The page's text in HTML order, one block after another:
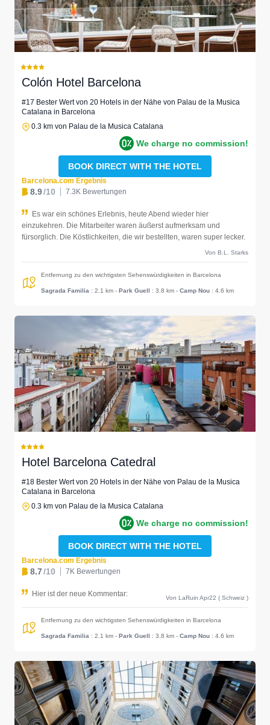
Colón Hotel Barcelona
#17 Bester Wert von 20 Hotels in der Nähe von Palau de la Musica
Catalana in Barcelona
0.3 km von Palau de la Musica Catalana
We charge no commission!
BOOK DIRECT WITH THE HOTEL
Barcelona.com Ergebnis
8.9/10 7.3K Bewertungen
Es war ein schönes Erlebnis, heute Abend wieder hier
einzukehren. Die Mitarbeiter waren äußerst aufmerksam und
fürsorglich. Die Köstlichkeiten, die wir bestellten, waren super lecker.
Von B.L. Starks
Entfernung zu den wichtigsten Sehenswürdigkeiten in Barcelona
Sagrada Familia : 2.1 km - Park Guell : 3.8 km - Camp Nou : 4.6 km
Hotel Barcelona Catedral
#18 Bester Wert von 20 Hotels in der Nähe von Palau de la Musica
Catalana in Barcelona
0.3 km von Palau de la Musica Catalana
We charge no commission!
BOOK DIRECT WITH THE HOTEL
Barcelona.com Ergebnis
8.7/10 7K Bewertungen
Hier ist der neue Kommentar: Von LaRuin Apr22 ( Schweiz )
Entfernung zu den wichtigsten Sehenswürdigkeiten in Barcelona
Sagrada Familia : 2.1 km - Park Guell : 3.8 km - Camp Nou : 4.6 km